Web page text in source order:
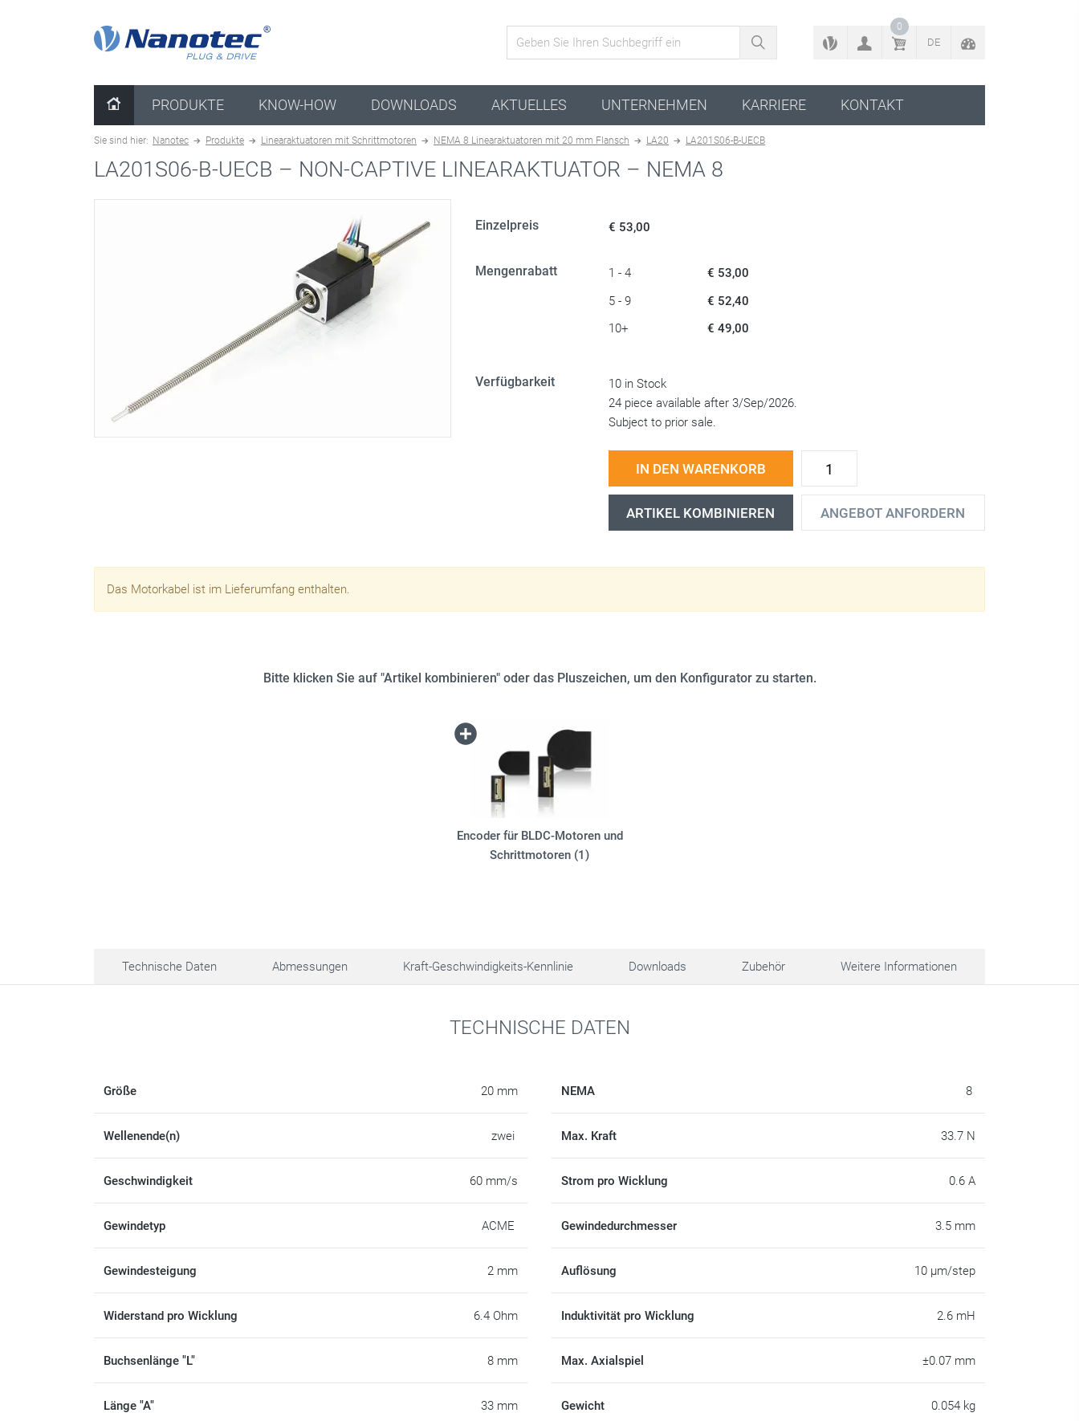
ZURÜCK ZUM KONFIGURATOR
0
DE
PRODUKTE KNOW-HOW DOWNLOADS AKTUELLES UNTERNEHMEN KARRIERE KONTAKT
Sie sind hier: Nanotec Produkte Linearaktuatoren mit Schrittmotoren NEMA 8 Linearaktuatoren mit 20 mm Flansch LA20 LA201S06-B-UECB
LA201S06-B-UECB – NON-CAPTIVE LINEARAKTUATOR – NEMA 8
Einzelpreis € 53,00
Mengenrabatt 1 - 4
€ 53,00
5 - 9
€ 52,40
10+
€ 49,00
Verfügbarkeit
10 in Stock
24 piece available after 3/Sep/2026.
Subject to prior sale.
IN DEN WARENKORB
ARTIKEL KOMBINIEREN ANGEBOT ANFORDERN
Das Motorkabel ist im Lieferumfang enthalten.
Bitte klicken Sie auf "Artikel kombinieren" oder das Pluszeichen, um den Konfigurator zu starten.
Encoder für BLDC-Motoren und
Schrittmotoren (1)
Technische Daten Abmessungen Kraft-Geschwindigkeits-Kennlinie Downloads Zubehör Weitere Informationen
TECHNISCHE DATEN
Größe 20 mm
Wellenende(n) zwei
Geschwindigkeit 60 mm/s
Gewindetyp ACME
Gewindesteigung 2 mm
Widerstand pro Wicklung 6.4 Ohm
Buchsenlänge "L" 8 mm
Länge "A" 33 mm
NEMA 8
Max. Kraft 33.7 N
Strom pro Wicklung 0.6 A
Gewindedurchmesser 3.5 mm
Auflösung 10 µm/step
Induktivität pro Wicklung 2.6 mH
Max. Axialspiel ±0.07 mm
Gewicht 0.054 kg